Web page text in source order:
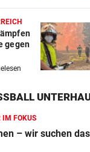
gegen
IM FOKUS
– wir suchen